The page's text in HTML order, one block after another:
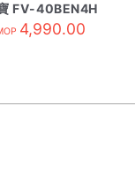
FV-40BEN4H
4,990.00